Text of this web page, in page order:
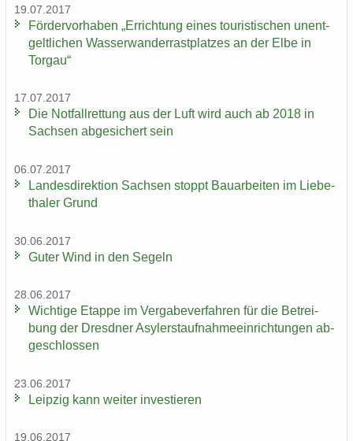
19.07.2017
För­der­vor­ha­ben „Er­rich­tung eines tou­ris­ti­schen un­ent­
gelt­li­chen Was­ser­wan­der­rast­plat­zes an der Elbe in
Tor­gau“
17.07.2017
Die Not­fall­ret­tung aus der Luft wird auch ab 2018 in
Sach­sen ab­ge­si­chert sein
06.07.2017
Lan­des­di­rek­ti­on Sach­sen stoppt Bau­ar­bei­ten im Lie­be­
tha­ler Grund
30.06.2017
Guter Wind in den Se­geln
28.06.2017
Wich­ti­ge Etap­pe im Ver­ga­be­ver­fah­ren für die Be­trei­
bung der Dresd­ner Asy­ler­st­auf­nah­me­ein­rich­tun­gen ab­
ge­schlos­sen
23.06.2017
Leip­zig kann wei­ter in­ves­tie­ren
19.06.2017